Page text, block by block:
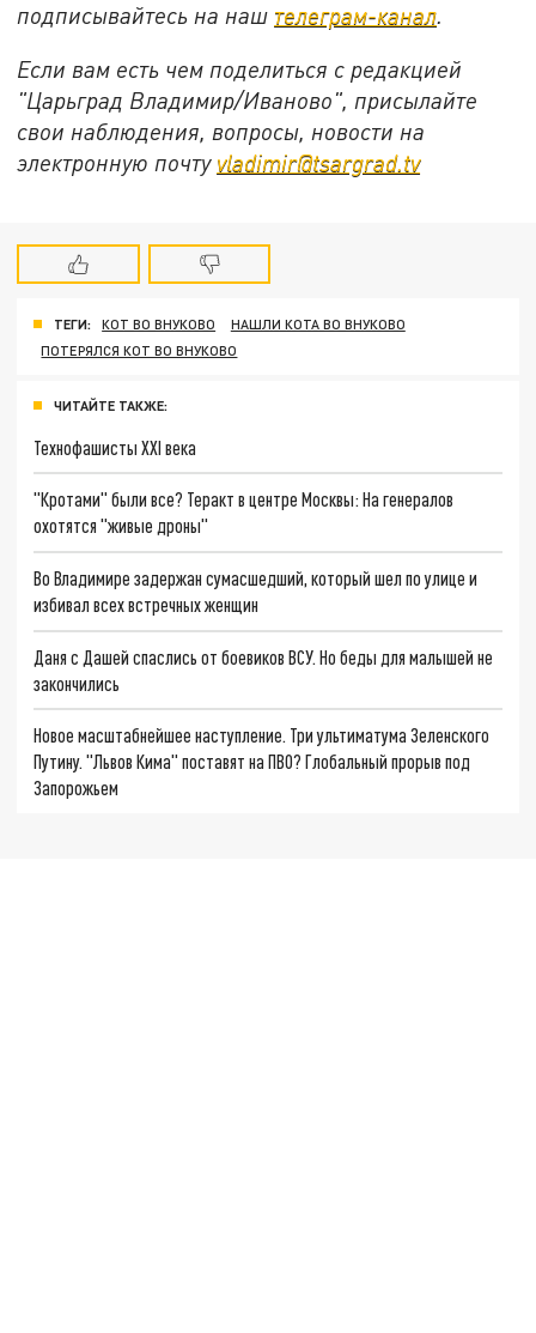
подписывайтесь на наш телеграм-канал
Если вам есть чем поделиться с редакцией
"Царьград Владимир/Иваново", присылайте
свои наблюдения, вопросы, новости на
электронную почту vladimir@tsargrad.tv
ТЕГИ: КОТ ВО ВНУКОВО
НАШЛИ КОТА ВО ВНУКОВО
ПОТЕРЯЛСЯ КОТ ВО ВНУКОВО
ЧИТАЙТЕ ТАКЖЕ:
Технофашисты XXI века
"Кротами" были все? Теракт в центре Москвы: На генералов
охотятся "живые дроны"
Во Владимире задержан сумасшедший, который шел по улице и
избивал всех встречных женщин
Даня с Дашей спаслись от боевиков ВСУ. Но беды для малышей не
закончились
Новое масштабнейшее наступление. Три ультиматума Зеленского
Путину. "Львов Кима" поставят на ПВО? Глобальный прорыв под
Запорожьем